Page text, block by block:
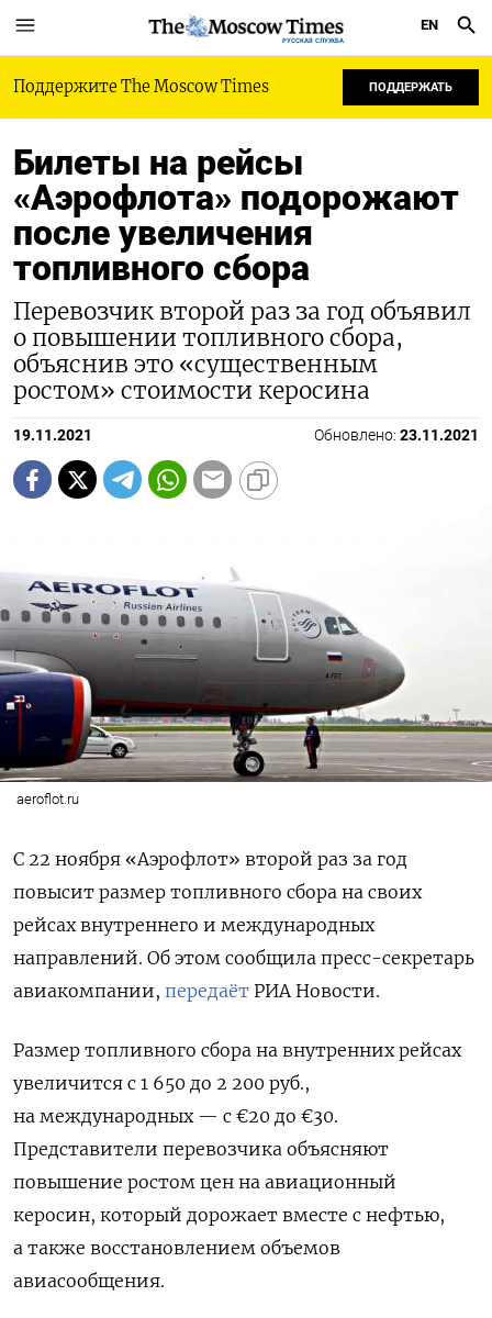
РУССКАЯ СЛУЖБА
EN
Поддержите The Moscow Times ПОДДЕРЖАТЬ
Билеты на рейсы
«Аэрофлота» подорожают
после увеличения
топливного сбора
Перевозчик второй раз за год объявил
о повышении топливного сбора,
объяснив это «существенным
ростом» стоимости керосина
19.11.2021 Обновлено: 23.11.2021
aeroflot.ru
С 22 ноября «Аэрофлот» второй раз за год
повысит размер топливного сбора на своих
рейсах внутреннего и международных
направлений. Об этом сообщила пресс-секретарь
авиакомпании, передаёт РИА Новости.
Размер топливного сбора на внутренних рейсах
увеличится с 1 650 до 2 200 руб.,
на международных — с €20 до €30.
Представители перевозчика объясняют
повышение ростом цен на авиационный
керосин, который дорожает вместе с нефтью,
а также восстановлением объемов
авиасообщения.